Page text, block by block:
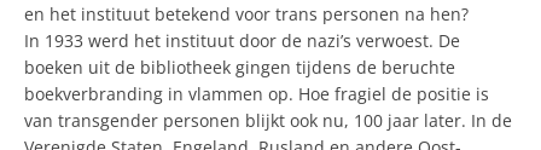
en het instituut betekend voor trans personen na hen?
In 1933 werd het instituut door de nazi’s verwoest. De
boeken uit de bibliotheek gingen tijdens de beruchte
boekverbranding in vlammen op. Hoe fragiel de positie is
van transgender personen blijkt ook nu, 100 jaar later. In de